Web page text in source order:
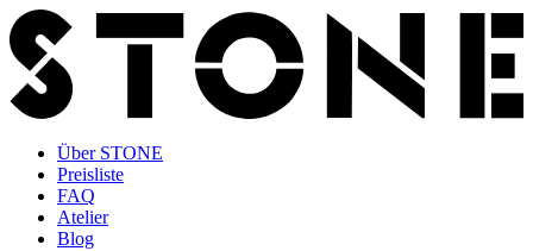
Direkt
zum
Inhalt
Top
navigation
Über STONE
Preisliste
FAQ
Atelier
Blog